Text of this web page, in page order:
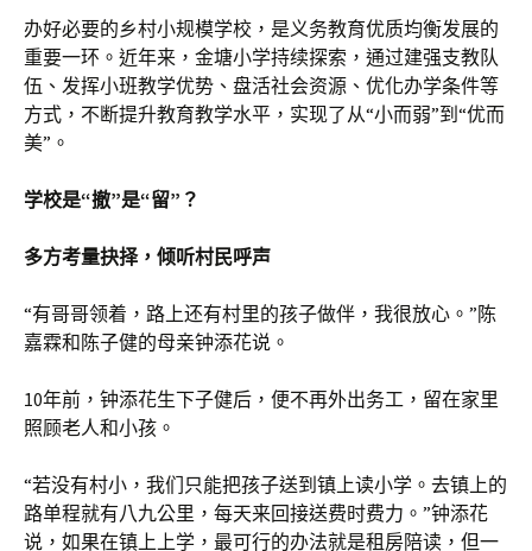
办好必要的乡村小规模学校，是义务教育优质均衡发展的
重要一环。近年来，金塘小学持续探索，通过建强支教队
伍、发挥小班教学优势、盘活社会资源、优化办学条件等
方式，不断提升教育教学水平，实现了从“小而弱”到“优而
美”。
学校是“撤”是“留”？
多方考量抉择，倾听村民呼声
“有哥哥领着，路上还有村里的孩子做伴，我很放心。”陈
嘉霖和陈子健的母亲钟添花说。
10年前，钟添花生下子健后，便不再外出务工，留在家里
照顾老人和小孩。
“若没有村小，我们只能把孩子送到镇上读小学。去镇上的
路单程就有八九公里，每天来回接送费时费力。”钟添花
说，如果在镇上上学，最可行的办法就是租房陪读，但一